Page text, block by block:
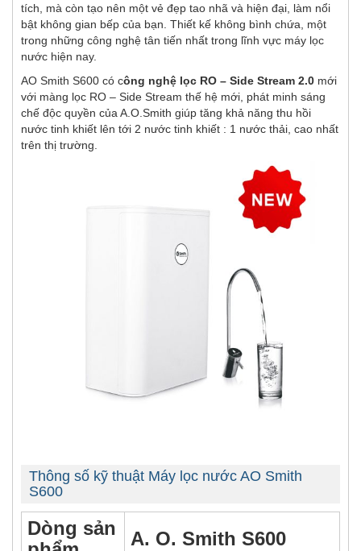
tích, mà còn tạo nên một vẻ đẹp tao nhã và hiện đại, làm nổi
bật không gian bếp của bạn. Thiết kế không bình chứa, một
trong những công nghệ tân tiến nhất trong lĩnh vực máy lọc
nước hiện nay.
AO Smith S600 có công nghệ lọc RO – Side Stream 2.0 mới
với màng lọc RO – Side Stream thế hệ mới, phát minh sáng
chế độc quyền của A.O.Smith giúp tăng khả năng thu hồi
nước tinh khiết lên tới 2 nước tinh khiết : 1 nước thải, cao nhất
trên thị trường.
Thông số kỹ thuật Máy lọc nước AO Smith
S600
Dòng sản
A. O. Smith S600